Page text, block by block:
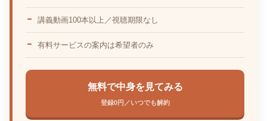
講義動画100本以上／視聴期限なし
有料サービスの案内は希望者のみ
無料で中身を見てみる
登録0円／いつでも解約